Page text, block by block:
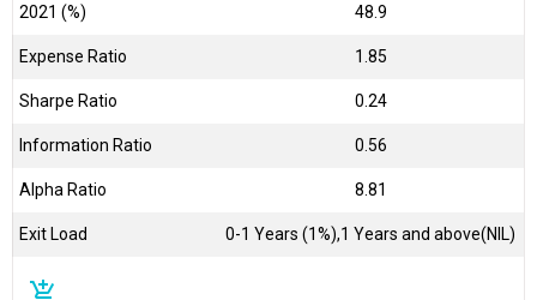
2021 (%) 48.9
Expense Ratio 1.85
Sharpe Ratio 0.24
Information Ratio 0.56
Alpha Ratio 8.81
Exit Load 0-1 Years (1%),1 Years and above(NIL)
add_shopping_cart